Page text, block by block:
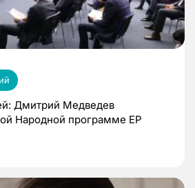
Дмитрий Медведев
Народной программе ЕР